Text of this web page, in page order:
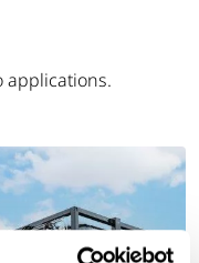
applications.